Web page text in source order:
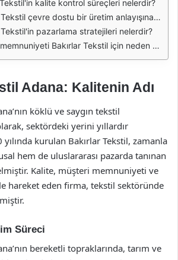
Tekstil'in kalite kontrol süreçleri nelerdir?
çevre dostu bir üretim anlayışına sahip mi?
Tekstil'in pazarlama stratejileri nelerdir?
Bakırlar Tekstil için neden önemlidir?
Adana: Kalitenin Adı
köklü ve saygın tekstil
sektördeki yerini yıllardır
kurulan Bakırlar Tekstil, zamanla
hem de uluslararası pazarda tanınan
Kalite, müşteri memnuniyeti ve
hareket eden firma, tekstil sektöründe
Süreci
bereketli topraklarında, tarım ve